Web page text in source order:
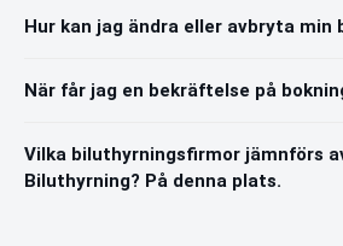
Hur kan jag ändra eller avbryta min
När får jag en bekräftelse på
Vilka biluthyrningsfirmor jämnförs
Biluthyrning? På denna plats.